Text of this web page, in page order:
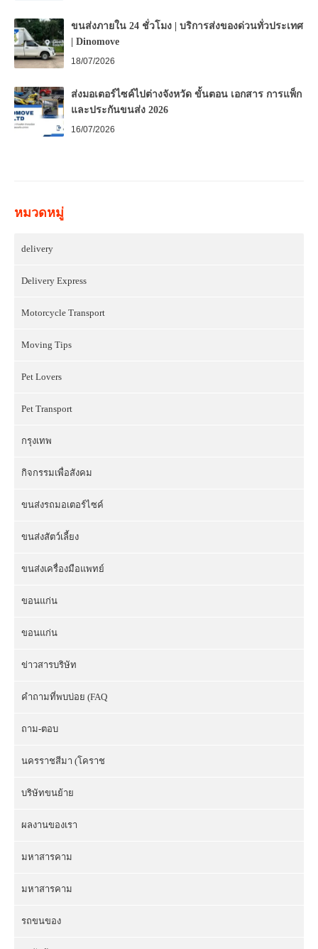
ขนส่งภายใน 24 ชั่วโมง | บริการส่งของด่วนทั่วประเทศ
| Dinomove
18/07/2026
ส่งมอเตอร์ไซค์ไปต่างจังหวัด ขั้นตอน เอกสาร การแพ็ก
และประกันขนส่ง 2026
16/07/2026
หมวดหมู่
delivery
Delivery Express
Motorcycle Transport
Moving Tips
Pet Lovers
Pet Transport
กรุงเทพ
กิจกรรมเพื่อสังคม
ขนส่งรถมอเตอร์ไซค์
ขนส่งสัตว์เลี้ยง
ขนส่งเครื่องมือแพทย์
ขอนแก่น
ขอนแก่น
ข่าวสารบริษัท
คำถามที่พบบ่อย (FAQ
ถาม-ตอบ
นครราชสีมา (โคราช
บริษัทขนย้าย
ผลงานของเรา
มหาสารคาม
มหาสารคาม
รถขนของ